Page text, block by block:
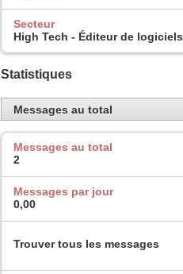
Secteur
High Tech - Éditeur de logiciels
Statistiques
Messages au total
Messages au total
2
Messages par jour
0,00
Trouver tous les messages